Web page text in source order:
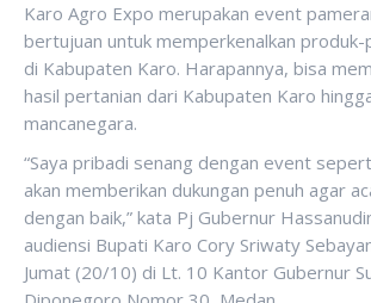
Karo Agro Expo merupakan event
bertujuan untuk memperkenalkan
di Kabupaten Karo. Harapannya, bisa
hasil pertanian dari Kabupaten Karo
mancanegara.
“Saya pribadi senang dengan event
akan memberikan dukungan penuh agar
dengan baik,” kata Pj Gubernur
audiensi Bupati Karo Cory Sriwaty
Jumat (20/10) di Lt. 10 Kantor Gubernur